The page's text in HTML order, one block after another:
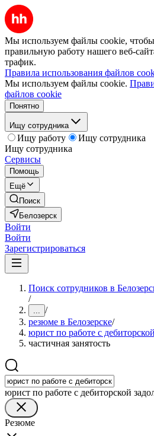
Мы используем файлы cookie, чтобы
правильную работу нашего веб-
трафик.
Правила использования файлов
Мы используем файлы cookie.
файлов cookie
Понятно
Ищу сотрудника
Ищу работу
Ищу сотрудника
Ищу сотрудника
Сервисы
Помощь
Ещё
Поиск
Белозерск
Войти
Войти
Зарегистрироваться
Поиск сотрудников в
/
... /
резюме в Белозерске/
юрист по работе с
частичная занятость
юрист по работе с дебиторской
Резюме